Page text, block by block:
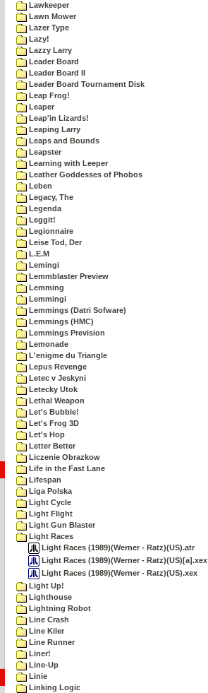
Lawkeeper
Lawn Mower
Lazer Type
Lazy!
Lazzy Larry
Leader Board
Leader Board II
Leader Board Tournament Disk
Leap Frog!
Leaper
Leap'in Lizards!
Leaping Larry
Leaps and Bounds
Leapster
Learning with Leeper
Leather Goddesses of Phobos
Leben
Legacy, The
Legenda
Leggit!
Legionnaire
Leise Tod, Der
L.E.M
Lemingi
Lemmblaster Preview
Lemming
Lemmingi
Lemmings (Datri Sofware)
Lemmings (HMC)
Lemmings Prevision
Lemonade
L'enigme du Triangle
Lepus Revenge
Letec v Jeskyni
Letecky Utok
Lethal Weapon
Let's Bubble!
Let's Frog 3D
Let's Hop
Letter Better
Liczenie Obrazkow
Life in the Fast Lane
Lifespan
Liga Polska
Light Cycle
Light Flight
Light Gun Blaster
Light Races
Light Races (1989)(Werner - Ratz)(US).atr
Light Races (1989)(Werner - Ratz)(US)[a].xex
Light Races (1989)(Werner - Ratz)(US).xex
Light Up!
Lighthouse
Lightning Robot
Line Crash
Line Kiler
Line Runner
Liner!
Line-Up
Linie
Linking Logic